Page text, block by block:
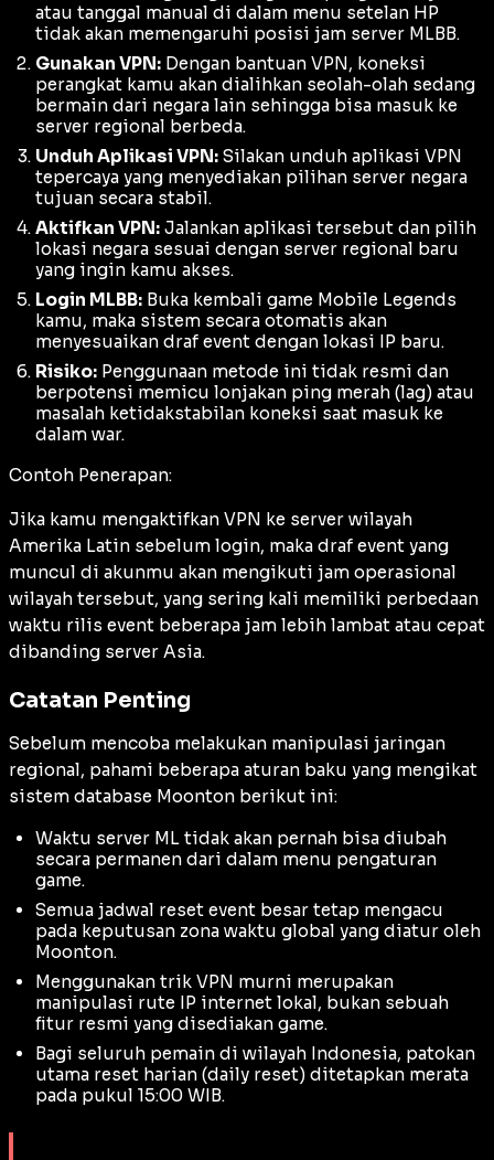
atau tanggal manual di dalam menu setelan HP
tidak akan memengaruhi posisi jam server MLBB.
Gunakan VPN: Dengan bantuan VPN, koneksi
perangkat kamu akan dialihkan seolah-olah sedang
bermain dari negara lain sehingga bisa masuk ke
server regional berbeda.
Unduh Aplikasi VPN: Silakan unduh aplikasi VPN
tepercaya yang menyediakan pilihan server negara
tujuan secara stabil.
Aktifkan VPN: Jalankan aplikasi tersebut dan pilih
lokasi negara sesuai dengan server regional baru
yang ingin kamu akses.
Login MLBB: Buka kembali game Mobile Legends
kamu, maka sistem secara otomatis akan
menyesuaikan draf event dengan lokasi IP baru.
Risiko: Penggunaan metode ini tidak resmi dan
berpotensi memicu lonjakan ping merah (lag) atau
masalah ketidakstabilan koneksi saat masuk ke
dalam war.
Contoh Penerapan:
Jika kamu mengaktifkan VPN ke server wilayah
Amerika Latin sebelum login, maka draf event yang
muncul di akunmu akan mengikuti jam operasional
wilayah tersebut, yang sering kali memiliki perbedaan
waktu rilis event beberapa jam lebih lambat atau cepat
dibanding server Asia.
Catatan Penting
Sebelum mencoba melakukan manipulasi jaringan
regional, pahami beberapa aturan baku yang mengikat
sistem database Moonton berikut ini:
Waktu server ML tidak akan pernah bisa diubah
secara permanen dari dalam menu pengaturan
game.
Semua jadwal reset event besar tetap mengacu
pada keputusan zona waktu global yang diatur oleh
Moonton.
Menggunakan trik VPN murni merupakan
manipulasi rute IP internet lokal, bukan sebuah
fitur resmi yang disediakan game.
Bagi seluruh pemain di wilayah Indonesia, patokan
utama reset harian (daily reset) ditetapkan merata
pada pukul 15:00 WIB.